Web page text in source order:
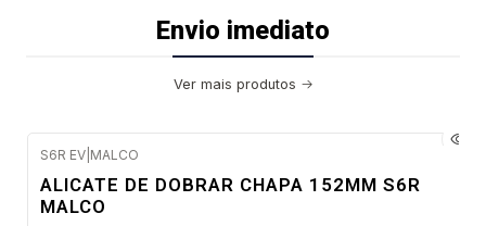
Envio imediato
Ver mais produtos
S6R EV MALCO
ALICATE DE DOBRAR CHAPA 152MM S6R
MALCO